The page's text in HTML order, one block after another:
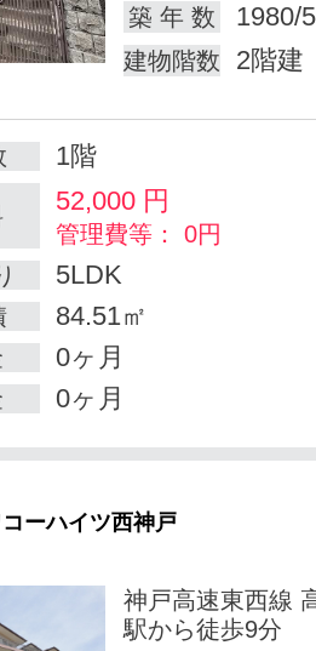
築 年 数
1980/
建物階数 2階建
1階
52,000 円
管理費等： 0円
5LDK
84.51㎡
0ヶ月
0ヶ月
コーハイツ西神戸
神戸高速東西線
駅から徒歩9分